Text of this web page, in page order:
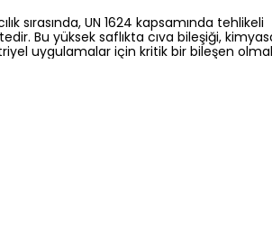
sırasında, UN 1624 kapsamında tehlikeli
Bu yüksek saflıkta cıva bileşiği,
uygulamalar için kritik bir bileşen